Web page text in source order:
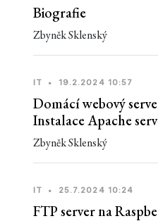
Biografie
Zbyněk Sklenský
IT • 19.2.2024 10:57
Domácí webový
Instalace Apache
Zbyněk Sklenský
IT • 25.7.2024 10:24
FTP server na